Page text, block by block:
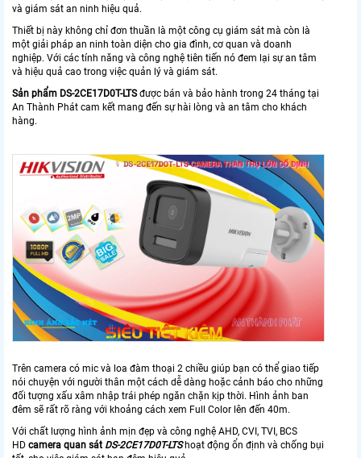
và giám sát an ninh hiệu quả.
Thiết bị này không chỉ đơn thuần là một công cụ giám sát mà còn là
một giải pháp an ninh toàn diện cho gia đình, cơ quan và doanh
nghiệp. Với các tính năng và công nghệ tiên tiến nó đem lại sự an tâm
và hiệu quả cao trong việc quản lý và giám sát.
Sản phẩm DS-2CE17D0T-LTSđược bán và bảo hành trong 24 tháng tại
An Thành Phát cam kết mang đến sự hài lòng và an tâm cho khách
hàng.
Trên camera có mic và loa đàm thoại 2 chiều giúp bạn có thể giao tiếp
nói chuyện với người thân một cách dễ dàng hoặc cảnh báo cho những
đối tượng xấu xâm nhập trái phép ngăn chặn kịp thời. Hình ảnh ban
đêm sẽ rất rõ ràng với khoảng cách xem Full Color lên đến 40m.
Với chất lượng hình ảnh mịn đẹp và công nghệ AHD, CVI, TVI, BCS
HD camera quan sát DS-2CE17D0T-LTShoạt động ổn định và chống bụi